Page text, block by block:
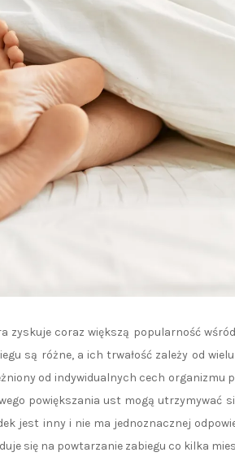
zyskuje coraz większą popularność
są różne, a ich trwałość zależy od
od indywidualnych cech organizmu
powiększania ust mogą utrzymywać
jest inny i nie ma jednoznacznej
się na powtarzanie zabiegu co kilka